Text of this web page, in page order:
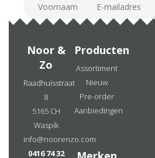
Noor &
Zo
Raadhuisstraat
8
5165 CH
Waspik
info@noorenzo.com
0416 74 32
Producten
Assortiment
Nieuw
Pre-order
Aanbiedingen